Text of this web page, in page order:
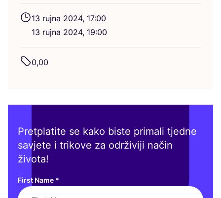
13 ruj­na 2024, 17:00
13 ruj­na 2024, 19:00
0,00
Pretplatite se kako biste primali tjedne
savjete i trikove za održiviji način
života!
First Name *